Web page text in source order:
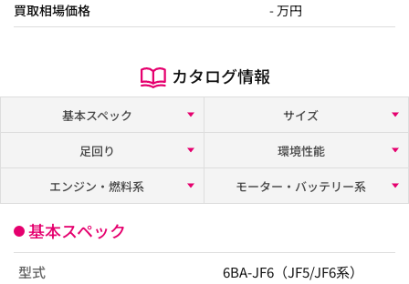
買取相場価格
- 万円
カタログ情報
基本スペック
サイズ
足回り
環境性能
エンジン・燃料系
モーター・バッテリー系
基本スペック
型式 6BA-JF6（JF5/JF6系）